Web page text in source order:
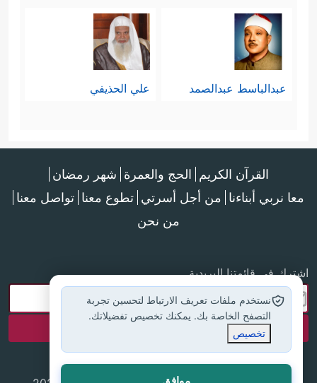
عبدالباسط عبدالصمد علي الحذيفي
القرآن الكريم الحج والعمرة شهر رمضان
معا نربي أبناءنا من أجل أسرتي تطوع معنا تواصل معنا
من نحن
اشترك في قائمتنا البريدية
نستخدم ملفات تعريف الارتباط لتحسين تجربة
التصفح الخاصة بك. يمكنك تخصيص تفضيلاتك.
تخصيص